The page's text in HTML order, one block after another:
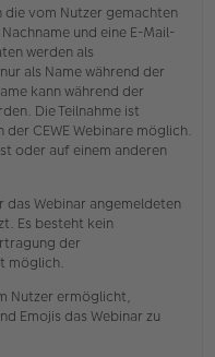
die vom Nutzer gemachten
und eine E-Mail-
werden als
als Name während der
kann während der
Die Teilnahme ist
CEWE Webinare möglich.
oder auf einem anderen
das Webinar angemeldeten
Es besteht kein
der
möglich.
Nutzer ermöglicht,
Emojis das Webinar zu